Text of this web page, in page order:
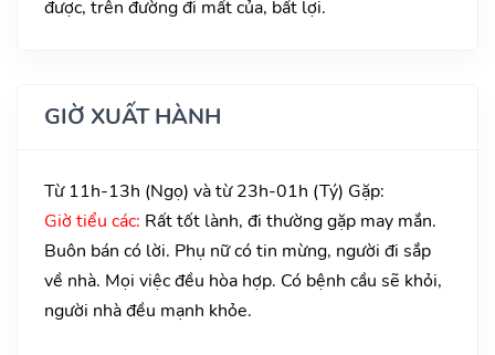
được, trên đường đi mất của, bất lợi.
GIỜ XUẤT HÀNH
Từ 11h-13h (Ngọ) và từ 23h-01h (Tý) Gặp:
Giờ tiểu các: Rất tốt lành, đi thường gặp may mắn.
Buôn bán có lời. Phụ nữ có tin mừng, người đi sắp
về nhà. Mọi việc đều hòa hợp. Có bệnh cầu sẽ khỏi,
người nhà đều mạnh khỏe.